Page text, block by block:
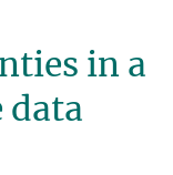
in a
data